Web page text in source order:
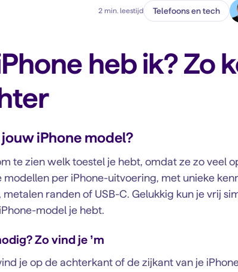
2 min. leestijd Telefoons en tech
heb ik? Zo
iPhone model?
te zien welk toestel je hebt, omdat ze zo veel
modellen per iPhone-uitvoering, met unieke
randen of USB-C. Gelukkig kun je vrij
model je hebt.
Zo vind je ’m
je op de achterkant of de zijkant van je